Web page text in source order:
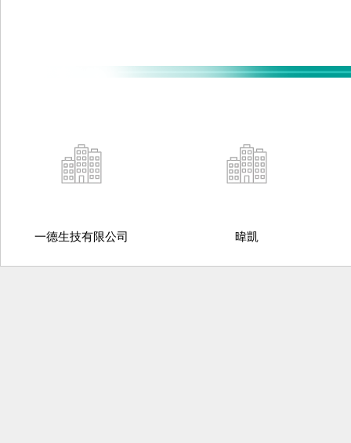
一德生技有限公司 暐凱